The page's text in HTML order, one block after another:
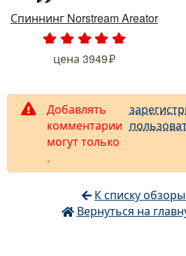
Спиннинг Norstream Areator
. . .
цена 3949
Добавлять
комментарии
могут только
.
К списку
Вернуться на